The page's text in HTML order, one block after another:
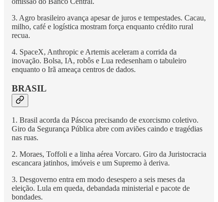
3. Agro brasileiro avança apesar de juros e tempestades. Cacau,
milho, café e logística mostram força enquanto crédito rural
recua.
4. SpaceX, Anthropic e Artemis aceleram a corrida da
inovação. Bolsa, IA, robôs e Lua redesenham o tabuleiro
enquanto o Irã ameaça centros de dados.
BRASIL
1. Brasil acorda da Páscoa precisando de exorcismo coletivo.
Giro da Segurança Pública abre com aviões caindo e tragédias
nas ruas.
2. Moraes, Toffoli e a linha aérea Vorcaro. Giro da Juristocracia
escancara jatinhos, imóveis e um Supremo à deriva.
3. Desgoverno entra em modo desespero a seis meses da
eleição. Lula em queda, debandada ministerial e pacote de
bondades.